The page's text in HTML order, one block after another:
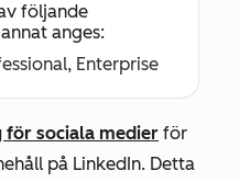
följande
anges:
Enterprise
sociala medier för
på LinkedIn. Detta